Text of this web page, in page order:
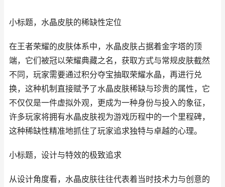
小标题，水晶皮肤的稀缺性定位
在王者荣耀的皮肤体系中，水晶皮肤占据着金字塔的顶
端，它们被冠以荣耀典藏之名，获取方式与常规皮肤截然
不同，玩家需要通过积分夺宝抽取荣耀水晶，再进行兑
换，这种机制直接赋予了水晶皮肤稀缺与珍贵的属性，它
不仅仅是一件虚拟外观，更成为一种身份与投入的象征，
许多玩家将拥有水晶皮肤视为游戏历程中的一个里程碑，
这种稀缺性精准地抓住了玩家追求独特与卓越的心理。
小标题，设计与特效的极致追求
从设计角度看，水晶皮肤往往代表着当时技术力与创意的